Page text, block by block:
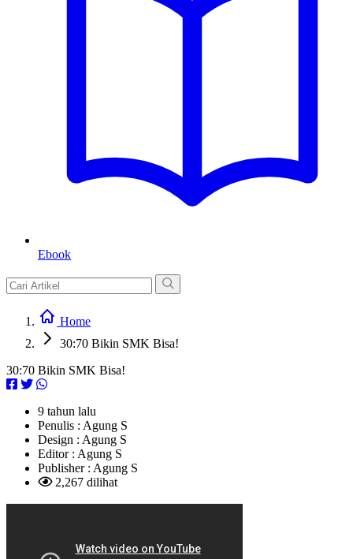
Ebook
Home
30:70 Bikin SMK Bisa!
30:70 Bikin SMK Bisa!
9 tahun lalu
Penulis : Agung S
Design : Agung S
Editor : Agung S
Publisher : Agung S
2,267 dilihat